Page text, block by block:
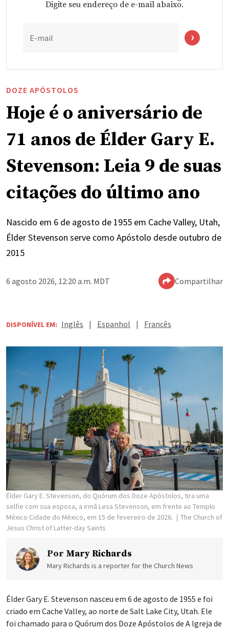
Digite seu endereço de e-mail abaixo.
E-mail
DOZE APÓSTOLOS
Hoje é o aniversário de
71 anos de Élder Gary E.
Stevenson: Leia 9 de suas
citações do último ano
Nascido em 6 de agosto de 1955 em Cache Valley, Utah,
Élder Stevenson serve como Apóstolo desde outubro de
2015
6 agosto 2026, 12:20 a.m. MDT Compartilhar
DISPONÍVEL EM: Inglês | Espanhol | Francês
Élder Gary E. Stevenson, do Quórum dos Doze Apóstolos, tira uma
selfie com sua esposa, a irmã Lesa Stevenson, em frente ao Templo
México Cidade do México, em 15 de fevereiro de 2026.
The Church of
Jesus Christ of Latter-day Saints
Por Mary Richards
Mary Richards is a reporter for the Church News
Élder Gary E. Stevenson nasceu em 6 de agosto de 1955 e foi
criado em Cache Valley, ao norte de Salt Lake City, Utah. Ele
foi chamado para o Quórum dos Doze Apóstolos de A Igreja de